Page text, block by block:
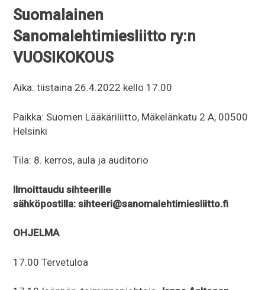
Suomalainen
Sanomalehtimiesliitto ry:n
VUOSIKOKOUS
Aika: tiistaina 26.4.2022 kello 17:00
Paikka: Suomen Lääkäriliitto, Mäkelänkatu 2 A, 00500
Helsinki
Tila: 8. kerros, aula ja auditorio
Ilmoittaudu sihteerille
sähköpostilla: sihteeri@sanomalehtimiesliitto.fi
OHJELMA
17.00 Tervetuloa